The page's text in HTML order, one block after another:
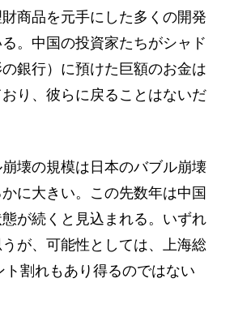
商品を元手にした多くの開発
。中国の投資家たちがシャド
銀行）に預けた巨額のお金は
り、彼らに戻ることはないだ
壊の規模は日本のバブル崩壊
に大きい。この先数年は中国
が続くと見込まれる。いずれ
が、可能性としては、上海総
割れもあり得るのではない